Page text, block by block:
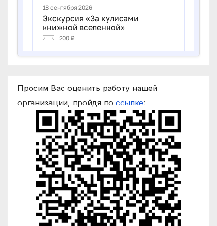
Просим Вас оценить работу нашей
организации, пройдя по ссылке: